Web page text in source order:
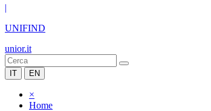
|
UNIFIND
unior.it
IT EN
×
Home